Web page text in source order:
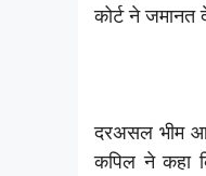
कोर्ट ने
दरअसल भीम
कपिल ने कहा